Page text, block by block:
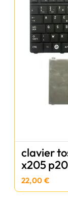
clavier
x205
22,00 €